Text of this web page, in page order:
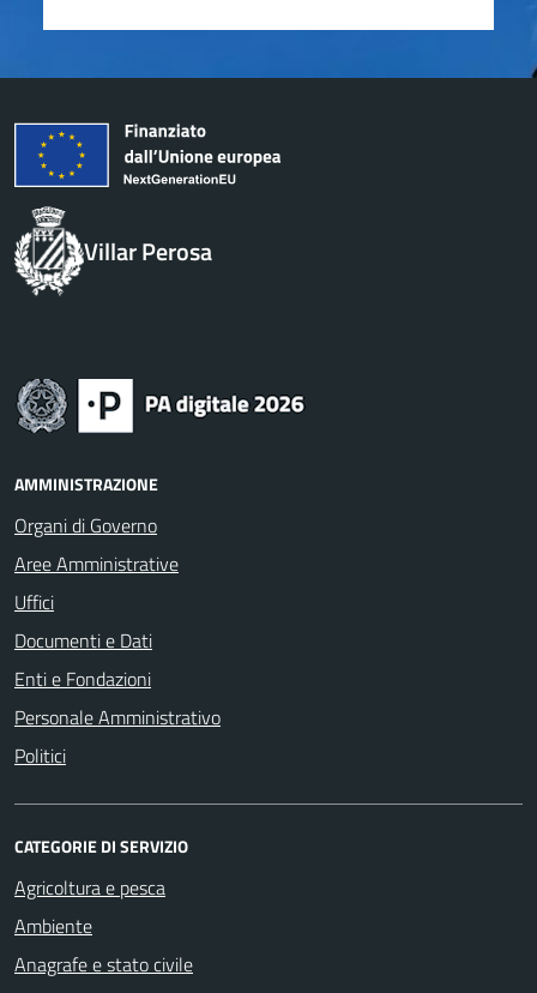
Villar Perosa
AMMINISTRAZIONE
Organi di Governo
Aree Amministrative
Uffici
Documenti e Dati
Enti e Fondazioni
Personale Amministrativo
Politici
CATEGORIE DI SERVIZIO
Agricoltura e pesca
Ambiente
Anagrafe e stato civile